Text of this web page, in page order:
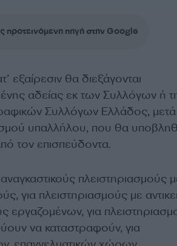
πηγή στην Google
εξαίρεσιν θα διεξάγονται
αδείας εκ των Συλλόγων ή
Συλλόγων Ελλάδος,
υπαλλήλου, που θα
τον επισπεύδοντα.
πλειστηριασμούς
για πλειστηριασμούς με
εργαζομένων, για
να καταστραφούν, για